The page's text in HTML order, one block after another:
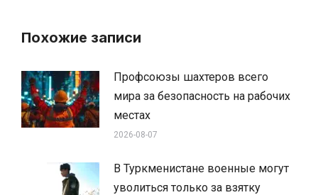
Похожие записи
Профсоюзы шахтеров всего
мира за безопасность на рабочих
местах
2026-08-07
В Туркменистане военные могут
уволиться только за взятку